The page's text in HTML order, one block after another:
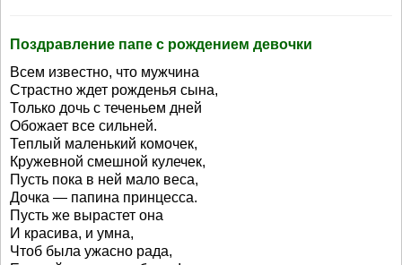
Поздравление папе с рождением девочки
Всем известно, что мужчина
Страстно ждет рожденья сына,
Только дочь с теченьем дней
Обожает все сильней.
Теплый маленький комочек,
Кружевной смешной кулечек,
Пусть пока в ней мало веса,
Дочка — папина принцесса.
Пусть же вырастет она
И красива, и умна,
Чтоб была ужасно рада,